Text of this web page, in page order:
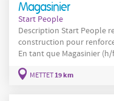
Magasinier
Start People
Description Start People recherche un Magasinier (h/f/x) en
construction pour
En tant que Magasinier
suivantes : Préparer les matériaux pour les chantiers à réaliser le
lendemain. Maintenir l'ordre et la propreté dans l’entrepôt, en
METTET19 km